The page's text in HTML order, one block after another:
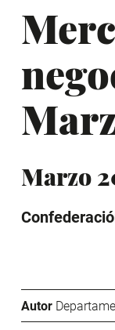
Marzo
Autor